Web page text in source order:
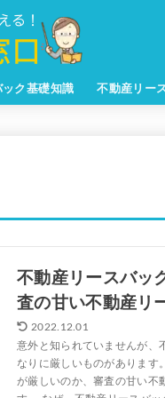
ク基礎知識 不動産リー
不動産リースバッ
査の甘い不動産リ
2022.12.01
意外と知られていませんが、
なりに厳しいものがあります
が厳しいのか、審査の甘い不